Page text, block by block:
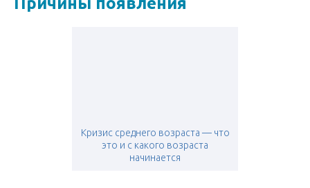
Кризис среднего возраста — что
это и с какого возраста
начинается